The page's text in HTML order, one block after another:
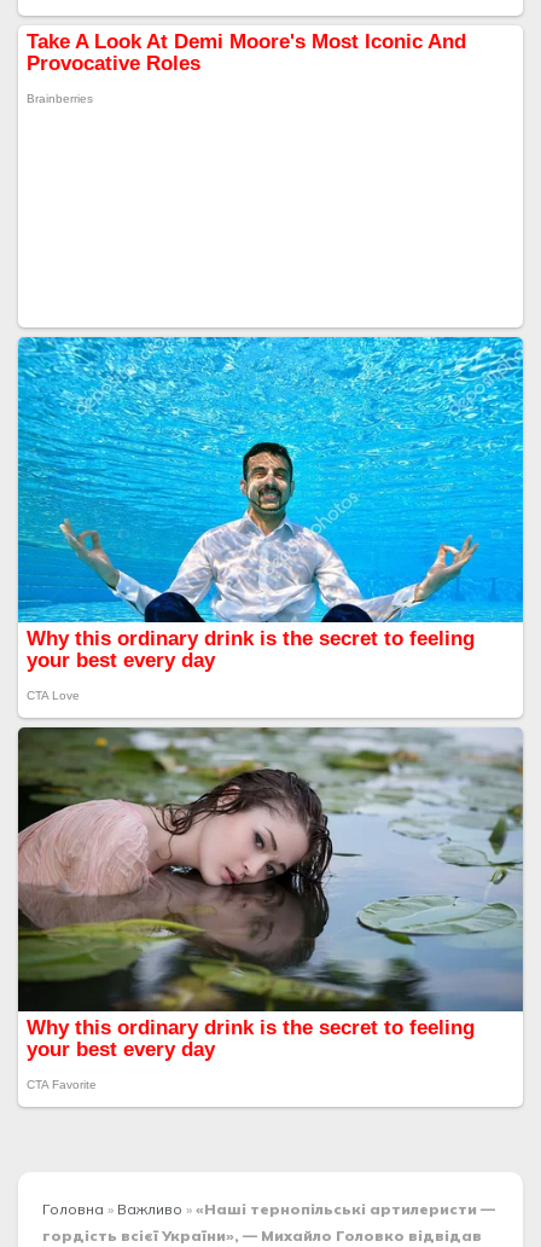
Головна » Важливо » «Наші тернопільські артилеристи —
гордість всієї України», — Михайло Головко відвідав